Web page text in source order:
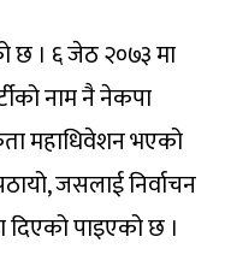
छ । ६ जेठ २०७३ मा
नाम नै नेकपा
महाधिवेशन भएको
जसलाई निर्वाचन
पाइएको छ ।